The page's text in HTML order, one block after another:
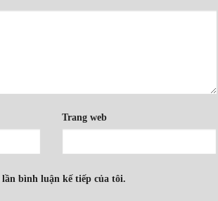
Trang web
bình luận kế tiếp của tôi.